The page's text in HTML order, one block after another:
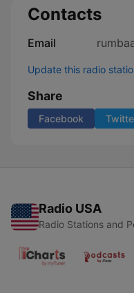
Contacts
Email
Update this radio
Share
Facebook
Radio USA
Radio Stations and